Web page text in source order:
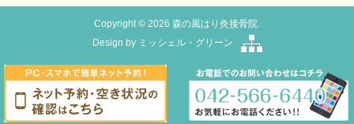
Copyright © 2026 森の風はり灸接骨院.
Design by ミッシェル・グリーン